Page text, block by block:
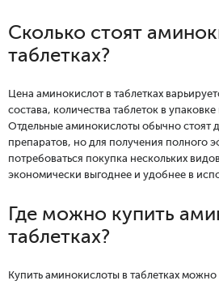
Сколько стоят
таблетках?
Цена аминокислот в таблетках
состава, количества таблеток в
Отдельные аминокислоты обычно стоят
препаратов, но для получения полного
потребоваться покупка нескольких
экономически выгоднее и удобнее в
Где можно купить
таблетках?
Купить аминокислоты в таблетках